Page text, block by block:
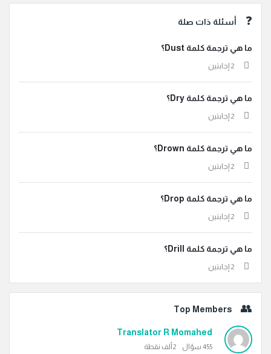
أسئلة ذات صلة
ما هي ترجمة كلمة Dust؟
‫2 إجابتين
ما هي ترجمة كلمة Dry؟
‫2 إجابتين
ما هي ترجمة كلمة Drown؟
‫2 إجابتين
ما هي ترجمة كلمة Drop؟
‫2 إجابتين
ما هي ترجمة كلمة Drill؟
‫2 إجابتين
Top Members
Translator R Momahed
455 سؤال 2ألف نقطة